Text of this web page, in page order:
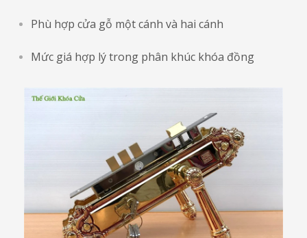
Phù hợp cửa gỗ một cánh và hai cánh
Mức giá hợp lý trong phân khúc khóa đồng